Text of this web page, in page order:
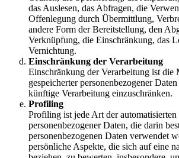
das Auslesen, das Abfragen, die
Offenlegung durch Übermittlung,
andere Form der Bereitstellung, den
Verknüpfung, die Einschränkung, das
Vernichtung.
Einschränkung der Verarbeitung
Einschränkung der Verarbeitung ist die
gespeicherter personenbezogener
künftige Verarbeitung einzuschränken.
Profiling
Profiling ist jede Art der automatisierten
personenbezogener Daten, die darin
personenbezogenen Daten verwendet
persönliche Aspekte, die sich auf eine